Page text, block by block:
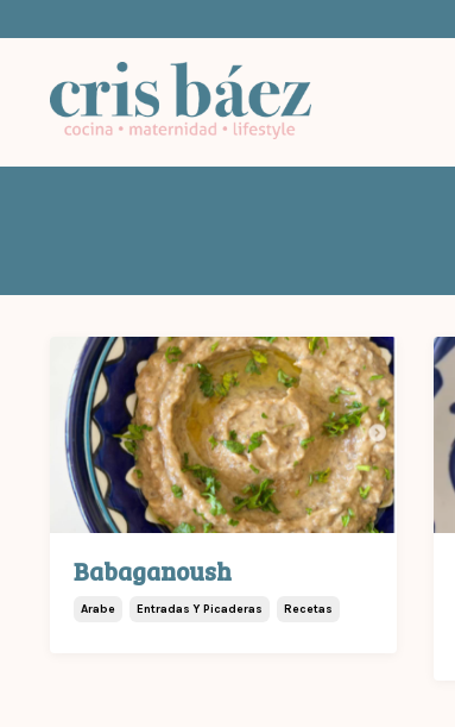
Babaganoush
Arabe Entradas Y Picaderas Recetas